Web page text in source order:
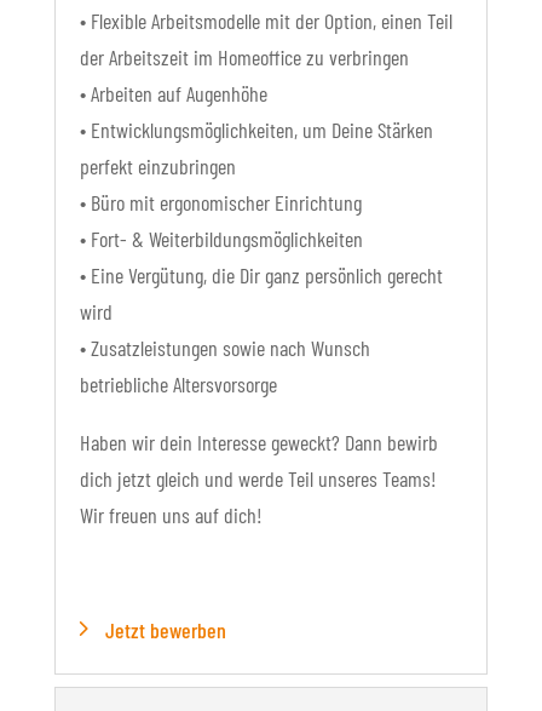
• Flexible Arbeitsmodelle mit der Option, einen Teil
der Arbeitszeit im Homeoffice zu verbringen
• Arbeiten auf Augenhöhe
• Entwicklungsmöglichkeiten, um Deine Stärken
perfekt einzubringen
• Büro mit ergonomischer Einrichtung
• Fort- & Weiterbildungsmöglichkeiten
• Eine Vergütung, die Dir ganz persönlich gerecht
wird
• Zusatzleistungen sowie nach Wunsch
betriebliche Altersvorsorge
Haben wir dein Interesse geweckt? Dann bewirb
dich jetzt gleich und werde Teil unseres Teams!
Wir freuen uns auf dich!
Jetzt bewerben